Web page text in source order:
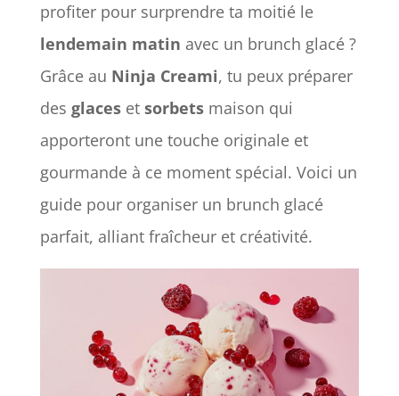
profiter pour surprendre ta moitié le
lendemain matin avec un brunch glacé ?
Grâce au Ninja Creami, tu peux préparer
des glaceset sorbetsmaison qui
apporteront une touche originale et
gourmande à ce moment spécial. Voici un
guide pour organiser un brunch glacé
parfait, alliant fraîcheur et créativité.